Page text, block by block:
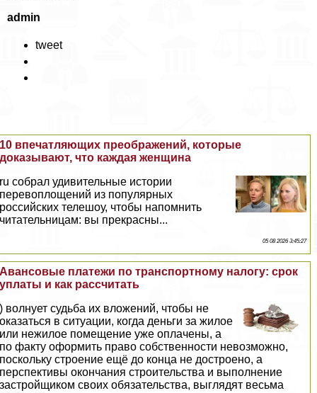
admin
tweet
10 впечатляющих преображений, которые
доказывают, что каждая женщина
ru собрал удивительные истории
перевоплощений из популярных
российских телешоу, чтобы напомнить
читательницам: вы прекрасны...
05 08 2026 3:45:27
Авансовые платежи по трaнcпортному налогу: срок
уплаты и как рассчитать
) волнует судьба их вложений, чтобы не
оказаться в ситуации, когда деньги за жилое
или нежилое помещение уже оплачены, а
по факту оформить право собственности невозможно,
поскольку строение ещё до конца не достроено, а
перспективы окончания строительства и выполнение
застройщиком своих обязательства, выглядят весьма